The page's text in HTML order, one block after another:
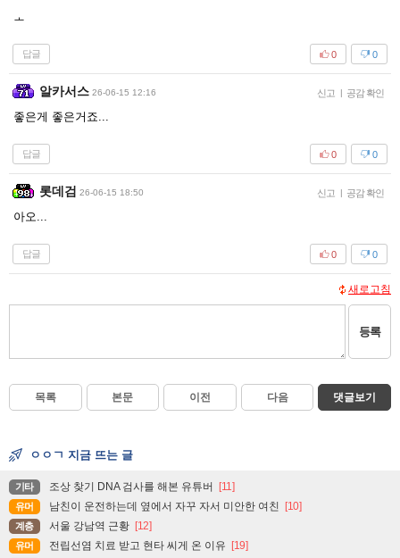
ㅗ
답글 0
0
알카서스 26-06-15 12:16 신고 | 공감 확인
좋은게 좋은거죠...
답글 0
0
롯데검 26-06-15 18:50 신고 | 공감 확인
아오...
답글 0
0
새로고침
등록
목록 본문 이전 다음 댓글보기
ㅇㅇㄱ 지금 뜨는 글
기타 조상 찾기 DNA 검사를 해본 유튜버 [11]
유머 남친이 운전하는데 옆에서 자꾸 자서 미안한 여친 [10]
계층 서울 강남역 근황 [12]
유머 전립선염 치료 받고 현타 씨게 온 이유 [19]